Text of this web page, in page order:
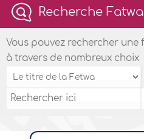
Recherche
Vous pouvez rechercher une
à travers de nombreux choix